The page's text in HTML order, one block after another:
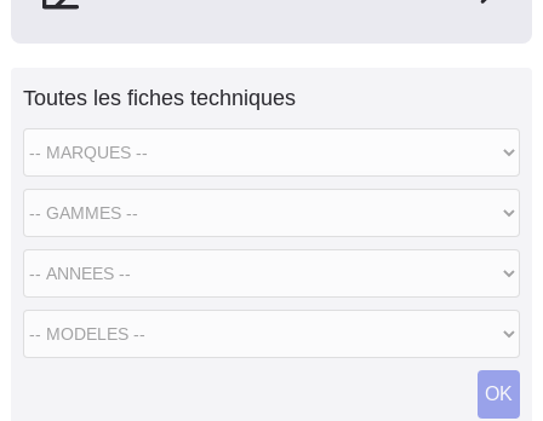
Toutes les fiches techniques